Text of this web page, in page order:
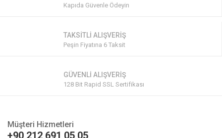
Kapıda Güvenle Ödeyin
TAKSİTLİ ALIŞVERİŞ
Peşin Fiyatına 6 Taksit
GÜVENLİ ALIŞVERİŞ
128 Bit Rapid SSL Sertifikası
Müşteri Hizmetleri
+90 212 691 05 05